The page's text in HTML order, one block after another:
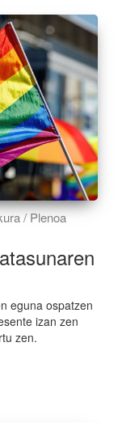
/ Plenoa
eguna ospatzen
izan zen
zen.